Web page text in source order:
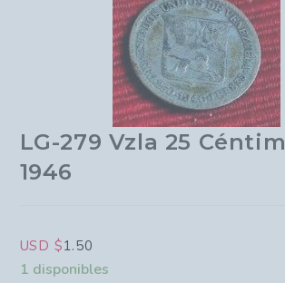
LG-279 Vzla 25
1946
USD $1.50
1 disponibles